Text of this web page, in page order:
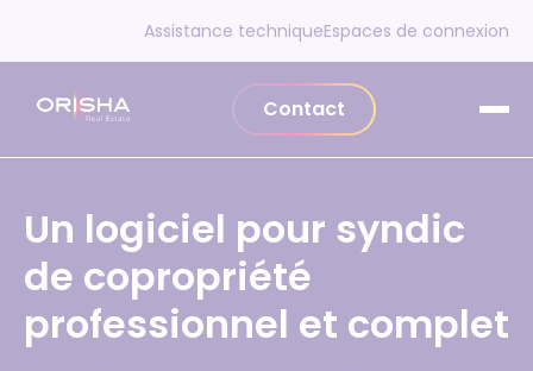
Assistance techniqueEspaces de connexion
Contact
Un logiciel pour syndic
de copropriété
professionnel et complet